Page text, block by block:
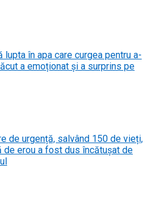
în apa care curgea pentru a-
a emoționat și a surprins pe
de urgență, salvând 150 de vieți,
de erou a fost dus încătușat de